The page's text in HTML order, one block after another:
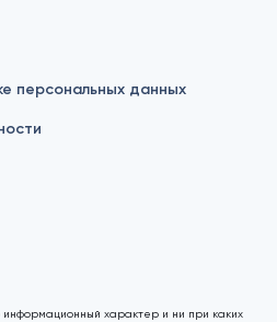
персональных данных
информационный характер и ни при каких